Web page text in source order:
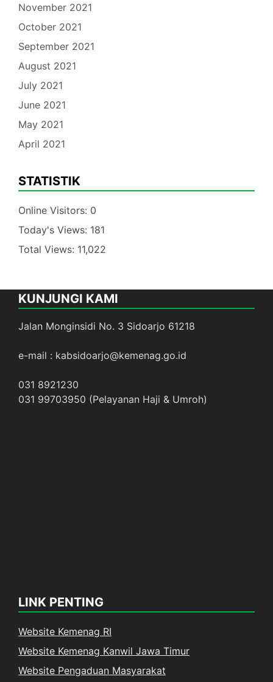
November 2021
October 2021
September 2021
August 2021
July 2021
June 2021
May 2021
April 2021
STATISTIK
Online Visitors: 0
Today's Views: 181
Total Views: 11,022
KUNJUNGI KAMI
Jalan Monginsidi No. 3 Sidoarjo 61218
e-mail : kabsidoarjo@kemenag.go.id
031 8921230
031 99703950 (Pelayanan Haji & Umroh)
LINK PENTING
Website Kemenag RI
Website Kemenag Kanwil Jawa Timur
Website Pengaduan Masyarakat